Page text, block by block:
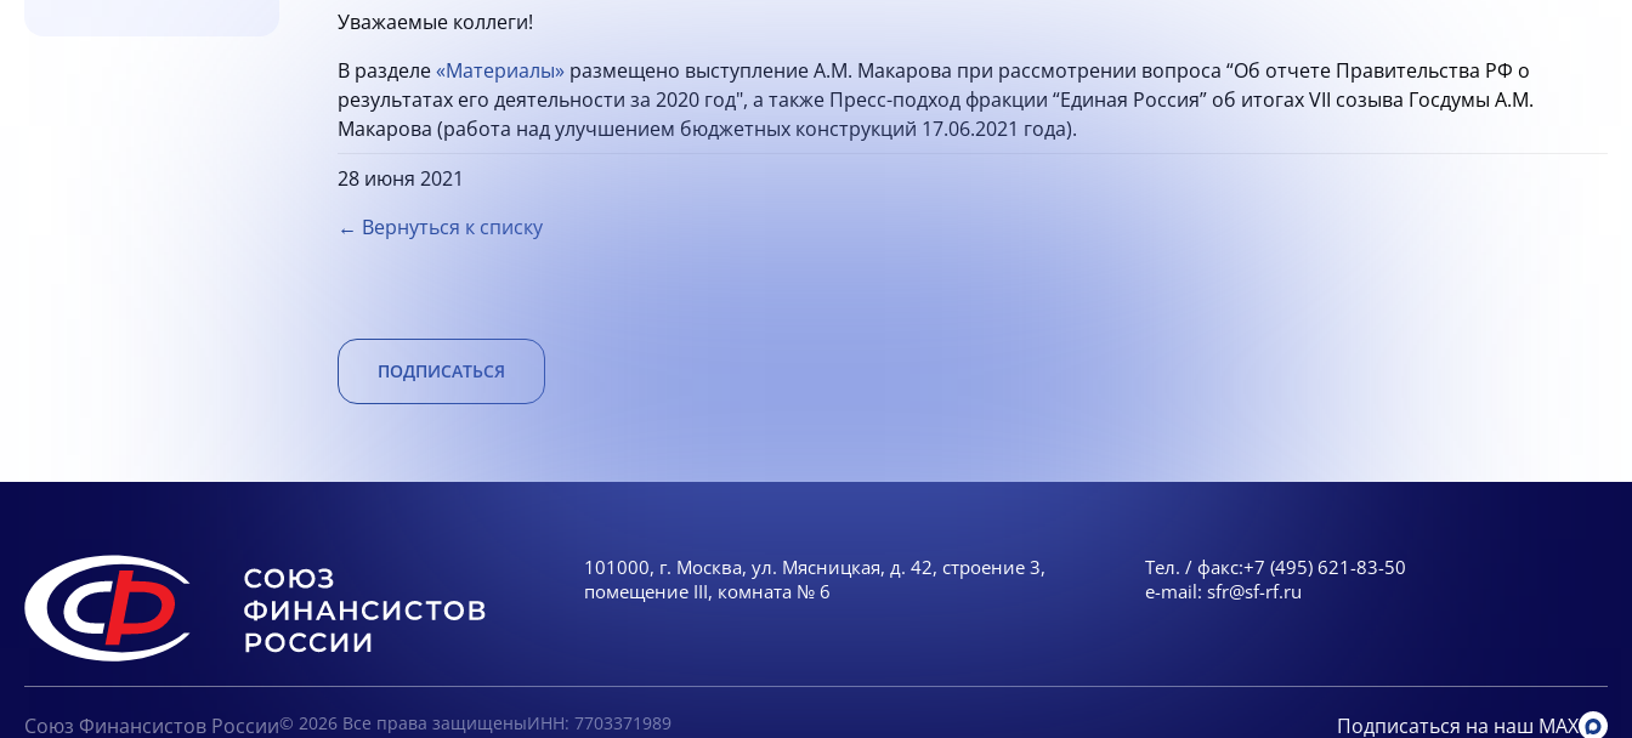
Уважаемые коллеги!
В разделе«Материалы» размещено выступление А.М. Макарова при рассмотрении вопроса “Об отчете Правительства РФ о
результатах его деятельности за 2020 год", а также Пресс-подход фракции “Единая Россия” об итогах VII созыва Госдумы А.М.
Макарова (работа над улучшением бюджетных конструкций 17.06.2021 года).
28 июня 2021
← Вернуться к списку
ПОДПИСАТЬСЯ
101000, г. Москва, ул. Мясницкая, д. 42, строение 3,
помещение III, комната № 6
Тел. / факс:+7 (495) 621-83-50
e-mail: sfr@sf-rf.ru
Союз Финансистов России© 2026 Все права защищеныИНН: 7703371989 Подписаться на наш MAX